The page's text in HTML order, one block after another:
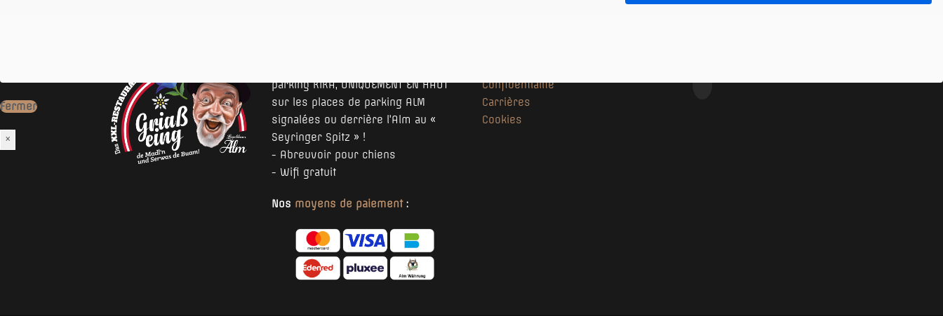
parking KIKA, UNIQUEMENT EN HAUT
sur les places de parking ALM
signalées ou derrière l'Alm au «
Seyringer Spitz » !
- Abreuvoir pour chiens
- Wifi gratuit
Nos moyens de paiement:
Confidentialité
Carrières
Cookies
Fermer
×